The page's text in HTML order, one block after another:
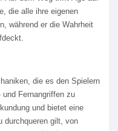
die alle ihre eigenen
während er die Wahrheit
die es den Spielern
Fernangriffen zu
und bietet eine
durchqueren gilt, von